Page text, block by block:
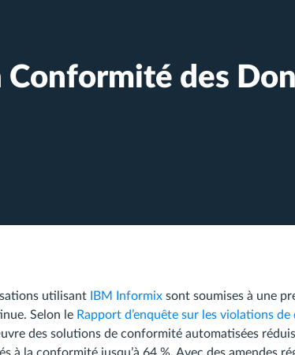
des
utilisant IBM Informix sont soumises à une
Selon le Rapport d’enquête sur les violations de
des solutions de conformité automatisées